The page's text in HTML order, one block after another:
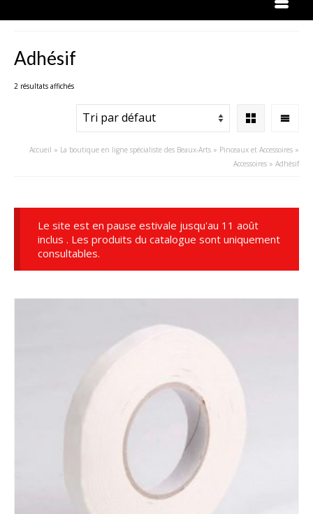
Adhésif
2 résultats affichés
Accueil » La boutique en ligne spécialiste des Beaux-Arts » Pinceaux et Accessoires »
Accessoires » Adhésif
Le site est en pause estivale jusqu'au 11 août
inclus . Les produits du catalogue sont uniquement
consultables.